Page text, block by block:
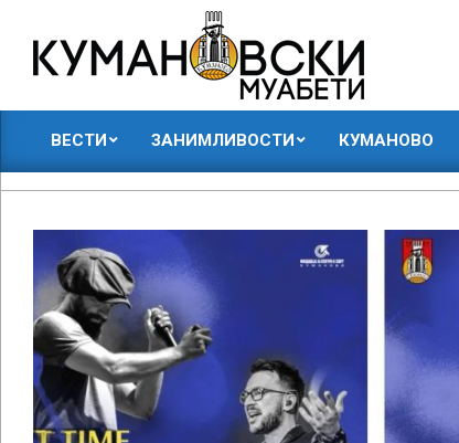
content
КУМАНОВСКИ
МУАБЕТИ
ВЕСТИ ЗАНИМЛИВОСТИ КУМАНОВО